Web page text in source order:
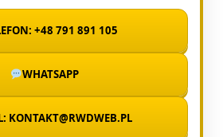
+48 791 891 105
WHATSAPP
KONTAKT@RWDWEB.PL